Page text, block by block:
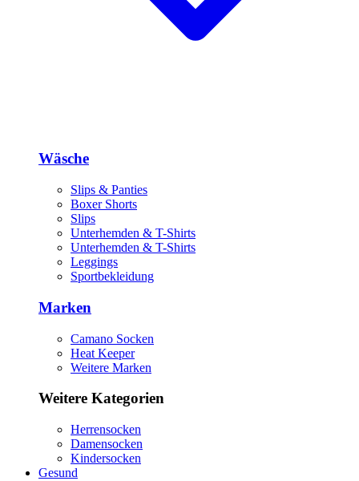
Wäsche
Slips & Panties
Boxer Shorts
Slips
Unterhemden & T-Shirts
Unterhemden & T-Shirts
Leggings
Sportbekleidung
Marken
Camano Socken
Heat Keeper
Weitere Marken
Weitere Kategorien
Herrensocken
Damensocken
Kindersocken
Gesund